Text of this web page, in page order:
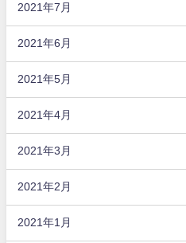
2021年7月
2021年6月
2021年5月
2021年4月
2021年3月
2021年2月
2021年1月